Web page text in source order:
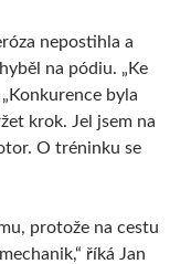
nepostihla a
na pódiu. „Ke
byla
krok. Jel jsem na
O tréninku se
protože na cestu
říká Jan